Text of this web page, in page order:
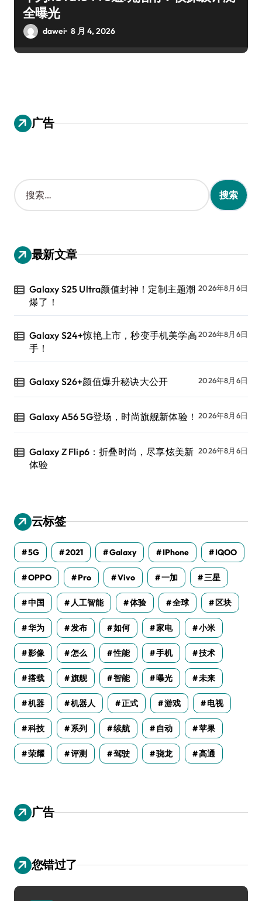
全曝光
dawei 8 月 4, 2026
广告
搜
索
：
最新文章
Galaxy S25 Ultra颜值封神！定制主题潮
爆了！
2026年8月6日
Galaxy S24+惊艳上市，秒变手机美学高
手！
2026年8月6日
Galaxy S26+颜值爆升秘诀大公开 2026年8月6日
Galaxy A56 5G登场，时尚旗舰新体验！ 2026年8月6日
Galaxy Z Flip6：折叠时尚，尽享炫美新
体验
2026年8月6日
云标签
5G 2021 Galaxy IPhone IQOO
OPPO Pro Vivo 一加 三星
中国 人工智能 体验 全球 区块
华为 发布 如何 家电 小米
影像 怎么 性能 手机 技术
搭载 旗舰 智能 曝光 未来
机器 机器人 正式 游戏 电视
科技 系列 续航 自动 苹果
荣耀 评测 驾驶 骁龙 高通
广告
您错过了